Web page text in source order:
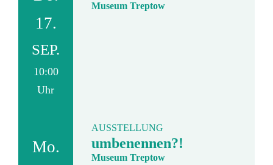
17.
SEP.
10:00
Uhr
Museum Treptow
Mo.
AUSSTELLUNG
umbenennen?!
Museum Treptow